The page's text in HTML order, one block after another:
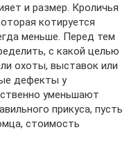
и размер. Кроличья
котируется
меньше. Перед тем
с какой целью
охоты, выставок или
дефекты у
уменьшают
прикуса, пусть
стоимость